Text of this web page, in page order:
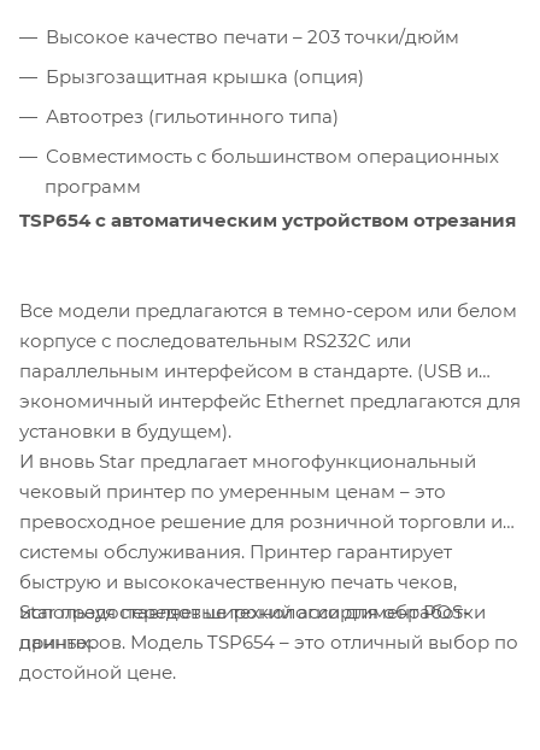
Высокое качество печати – 203 точки/дюйм
Брызгозащитная крышка (опция)
Автоотрез (гильотинного типа)
Совместимость с большинством операционных
программ
TSP654 с автоматическим устройством отрезания
Все модели предлагаются в темно-сером или белом
корпусе с последовательным RS232C или
параллельным интерфейсом в стандарте. (USB и
экономичный интерфейс Ethernet предлагаются для
установки в будущем).
И вновь Star предлагает многофункциональный
чековый принтер по умеренным ценам – это
превосходное решение для розничной торговли и
системы обслуживания. Принтер гарантирует
быструю и высококачественную печать чеков,
используя передовые технологии для обработки
данных.
Star предоставляет широкий ассортимент POS-
принтеров. Модель TSP654 – это отличный выбор по
достойной цене.